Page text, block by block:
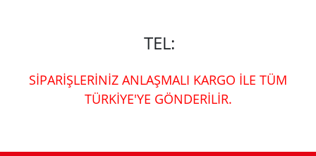
TEL:
SİPARİŞLERİNİZ ANLAŞMALI KARGO İLE TÜM
TÜRKİYE'YE GÖNDERİLİR.